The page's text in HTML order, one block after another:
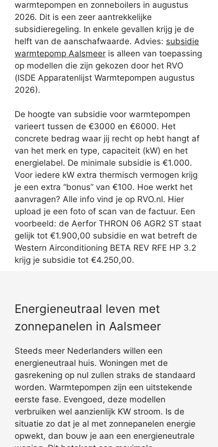
warmtepompen en zonneboilers in augustus
2026. Dit is een zeer aantrekkelijke
subsidieregeling. In enkele gevallen krijg je de
helft van de aanschafwaarde. Advies: subsidie
warmtepomp Aalsmeer is alleen van toepassing
op modellen die zijn gekozen door het RVO
(ISDE Apparatenlijst Warmtepompen augustus
2026).
De hoogte van subsidie voor warmtepompen
varieert tussen de €3000 en €6000. Het
concrete bedrag waar jij recht op hebt hangt af
van het merk en type, capaciteit (kW) en het
energielabel. De minimale subsidie is €1.000.
Voor iedere kW extra thermisch vermogen krijg
je een extra “bonus” van €100. Hoe werkt het
aanvragen? Alle info vind je op RVO.nl. Hier
upload je een foto of scan van de factuur. Een
voorbeeld: de Aerfor THRON 06 AGR2 ST staat
gelijk tot €1.900,00 subsidie en wat betreft de
Western Airconditioning BETA REV RFE HP 3.2
krijg je subsidie tot €4.250,00.
Energieneutraal leven met
zonnepanelen in Aalsmeer
Steeds meer Nederlanders willen een
energieneutraal huis. Woningen met de
gasrekening op nul zullen straks de standaard
worden. Warmtepompen zijn een uitstekende
eerste fase. Evengoed, deze modellen
verbruiken wel aanzienlijk KW stroom. Is de
situatie zo dat je al met zonnepanelen energie
opwekt, dan bouw je aan een energieneutrale